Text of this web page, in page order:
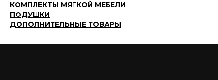
КОМПЛЕКТЫ МЯГКОЙ МЕБЕЛИ
ПОДУШКИ
ДОПОЛНИТЕЛЬНЫЕ ТОВАРЫ